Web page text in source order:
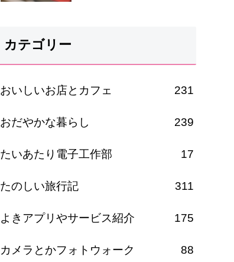
カテゴリー
おいしいお店とカフェ 231
おだやかな暮らし 239
たいあたり電子工作部 17
たのしい旅行記 311
よきアプリやサービス紹介 175
カメラとかフォトウォーク 88